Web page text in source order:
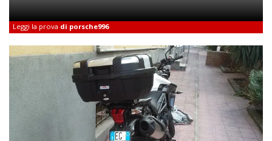
Leggi la prova di porsche996